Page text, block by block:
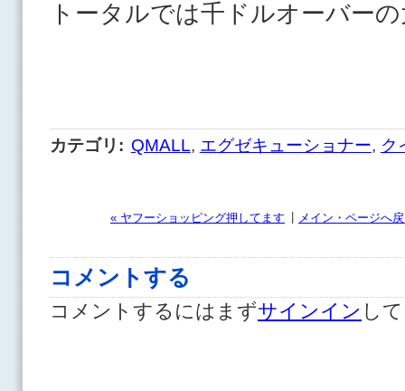
トータルでは千ドルオーバー
カテゴリ : QMALL, エグゼキューショナー, ク
« ヤフーショッピング押してます | メイン・ページへ
コメントする
コメントするにはまずサインイン し